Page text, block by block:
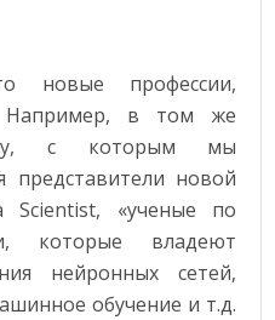
новые профессии,
Например, в том же
с которым мы
представители новой
Scientist, «ученые по
которые владеют
нейронных сетей,
обучение и т.д.